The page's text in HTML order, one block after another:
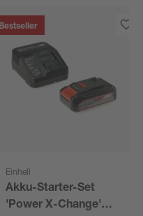
Bestseller
Einhell
Akku-Starter-Set
'Power X-Change'